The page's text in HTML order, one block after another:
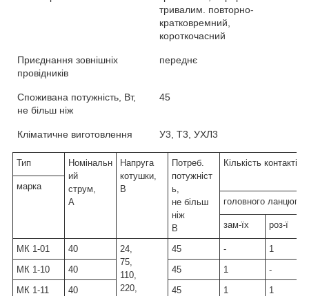
тривалим. повторно-
кратковремний,
короткочасний
Приєднання зовнішніх
провідників
переднє
Споживана потужність, Вт,
не більш ніж
45
Кліматичне виготовлення У3, Т3, УХЛ3
Тип
Номінальн
ий
струм,
А
Напруга
котушки,
В
Потреб.
потужніст
ь,
не більш
ніж
В
Кількість контактів
марка
головного ланцюга
зам-їх роз-ї
МК 1-01 40
24,
75,
110,
220,
45 -
1
МК 1-10
40 45 1
-
МК 1-11
40 45 1
1